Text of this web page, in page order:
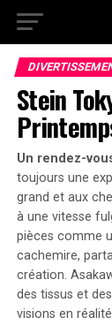
Stein
Un rendez-
toujours une
grand et aux
à une vitesse
pièces comme
cachemire,
création.
des tissus et
visions en